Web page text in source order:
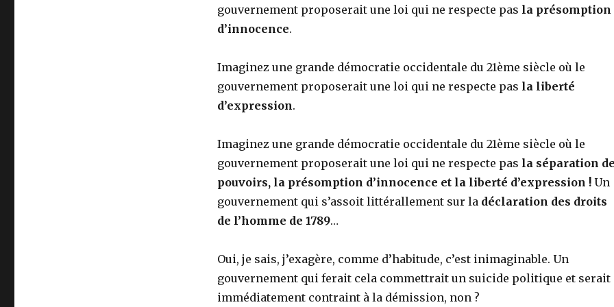
gouvernement proposerait une loi qui ne respecte pas la présomption
d’innocence.
Imaginez une grande démocratie occidentale du 21ème siècle où le
gouvernement proposerait une loi qui ne respecte pas la liberté
d’expression.
Imaginez une grande démocratie occidentale du 21ème siècle où le
gouvernement proposerait une loi qui ne respecte pas la séparation
pouvoirs, la présomption d’innocence et la liberté d’expression !Un
gouvernement qui s’assoit littérallement sur la déclaration des droits
de l’homme de 1789…
Oui, je sais, j’exagère, comme d’habitude, c’est inimaginable. Un
gouvernement qui ferait cela commettrait un suicide politique et serait
immédiatement contraint à la démission, non ?